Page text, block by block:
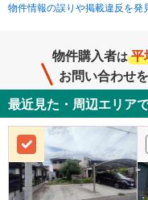
物件情報の誤りや掲載違反を発
物件購入者は 平
お問い合わせ
最近見た・周辺エリア